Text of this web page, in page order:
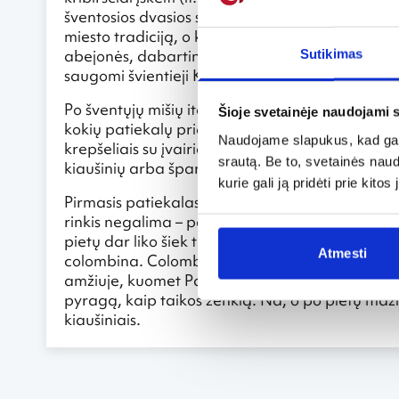
Sutikimas
Šioje svetainėje naudojami
Naudojame slapukus, kad
srautą. Be to, svetainės
kurie gali ją pridėti prie kitos
Atmesti
šventosios dvasios simbolis, Kristaus atgimimo
miesto tradiciją, o kartu ir sukontravo ir pirmąjį
abejonės, dabartinis vežimas nėra prieš šimtus
saugomi švientieji Kristaus kapo akmenys.
Po šventųjų mišių italų šeimos sėda prie
kokių patiekalų prigamina italų močiutės ir
krepšeliais su įvairiais įdarais ir vieno kąsnio
kiaušinių arba šparagų su keptu kiaušiniu ir
Pirmasis patiekalas – fettuccine su ėrienos
rinkis negalima – pagal griežtas velykines
pietų dar liko šiek tiek vietos pilve, galima
colombina. Colomba – tai balandžio formos
amžiuje, kuomet Pavijos miesto apgulties
pyragą, kaip taikos ženklą. Na, o po pietų
kiaušiniais.